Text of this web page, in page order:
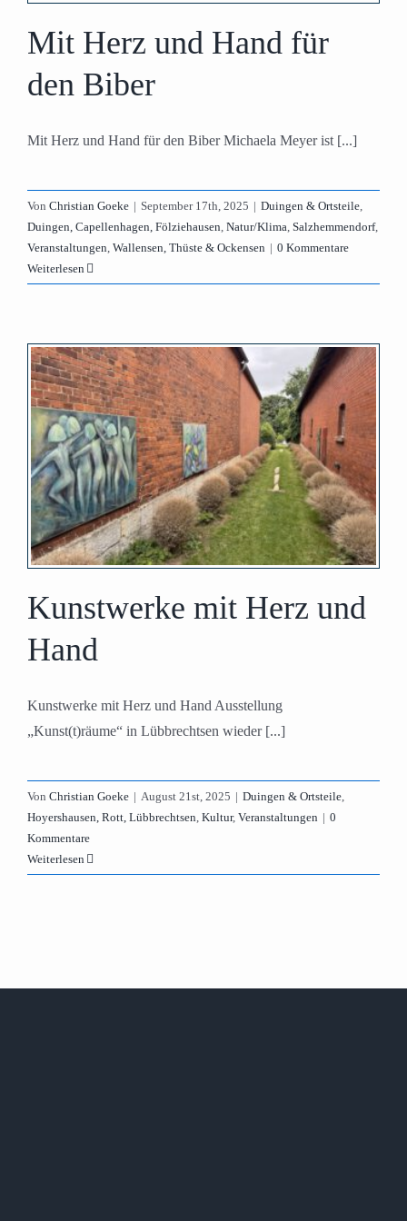
Mit Herz und Hand für
den Biber
Mit Herz und Hand für den Biber Michaela Meyer ist [...]
Von Christian Goeke | September 17th, 2025 | Duingen & Ortsteile
Duingen, Capellenhagen, Fölziehausen Natur/Klima Salzhemmendorf,
Veranstaltungen Wallensen, Thüste & Ockensen | 0 Kommentare
Weiterlesen
Kunstwerke mit Herz und
Hand
Kunstwerke mit Herz und Hand Ausstellung
„Kunst(t)räume“ in Lübbrechtsen wieder [...]
Von Christian Goeke | August 21st, 2025 | Duingen & Ortsteile
Hoyershausen, Rott, Lübbrechtsen Kultur, Veranstaltungen | 0
Kommentare
Weiterlesen